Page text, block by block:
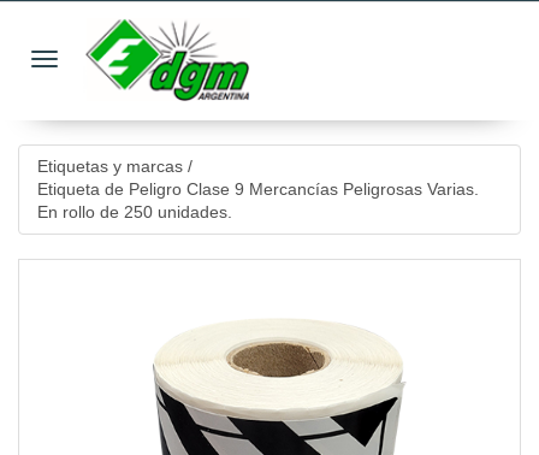
Toggle navigation
Etiquetas y marcas /
Etiqueta de Peligro Clase 9 Mercancías Peligrosas Varias.
En rollo de 250 unidades.